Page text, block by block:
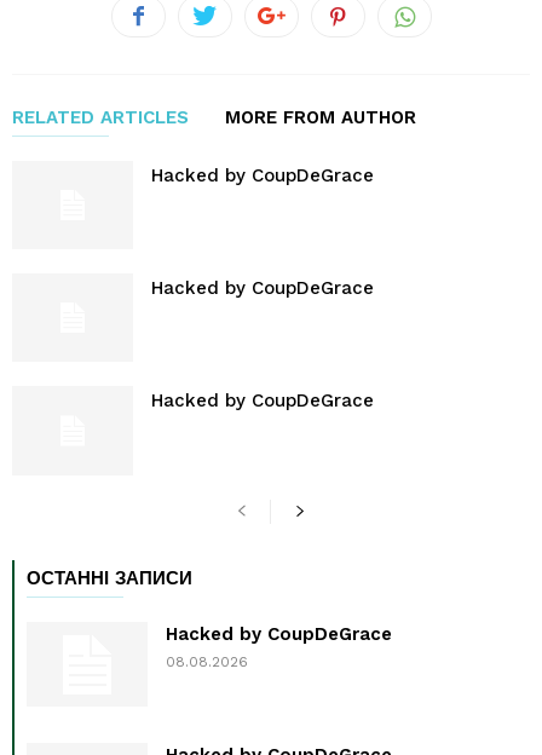
RELATED ARTICLES MORE FROM AUTHOR
Hacked by CoupDeGrace
Hacked by CoupDeGrace
Hacked by CoupDeGrace
ОСТАННІ ЗАПИСИ
Hacked by CoupDeGrace
08.08.2026